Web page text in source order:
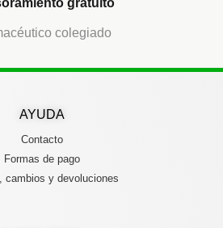
colegiado
AYUDA
Contacto
Formas de pago
cambios y devoluciones